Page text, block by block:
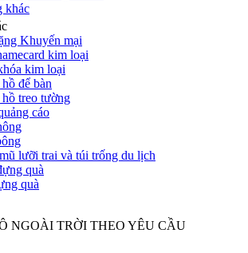
khác
Khuyến mại
kim loại
kim loại
để bàn
treo tường
cáo
lưỡi trai và túi trống du lịch
quà
quà
NGOÀI TRỜI THEO YÊU CẦU